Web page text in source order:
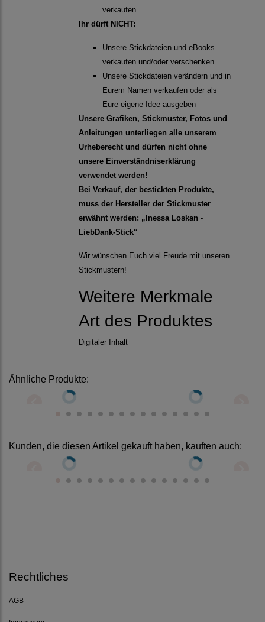
verkaufen
Ihr dürft NICHT:
Unsere Stickdateien und eBooks
verkaufen und/oder verschenken
Unsere Stickdateien verändern und in
Eurem Namen verkaufen oder als
Eure eigene Idee ausgeben
Unsere Grafiken, Stickmuster, Fotos und
Anleitungen unterliegen alle unserem
Urheberecht und dürfen nicht ohne
unsere Einverständniserklärung
verwendet werden!
Bei Verkauf, der bestickten Produkte,
muss der Hersteller der Stickmuster
erwähnt werden: „Inessa Loskan -
LiebDank-Stick“
Wir wünschen Euch viel Freude mit unseren
Stickmustern!
Weitere Merkmale
Art des Produktes
Digitaler Inhalt
Ähnliche Produkte:
Stickdatei Alina WING 13x18
Stickdateien Set Wing
13x18 Rahmen
Kunden, die diesen Artikel gekauft haben, kauften auch: